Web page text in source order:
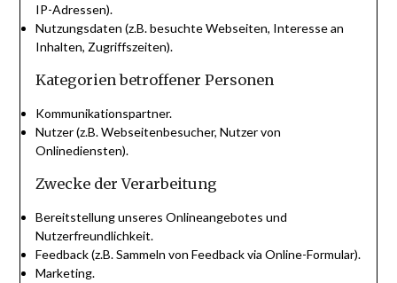
IP-Adressen).
Nutzungsdaten (z.B. besuchte Webseiten, Interesse an
Inhalten, Zugriffszeiten).
Kategorien betroffener Personen
Kommunikationspartner.
Nutzer (z.B. Webseitenbesucher, Nutzer von
Onlinediensten).
Zwecke der Verarbeitung
Bereitstellung unseres Onlineangebotes und
Nutzerfreundlichkeit.
Feedback (z.B. Sammeln von Feedback via Online-Formular).
Marketing.